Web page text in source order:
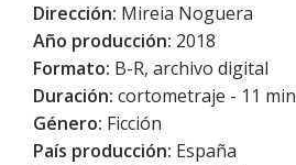
Dirección: Mireia Noguera
Año producción: 2018
Formato: B-R, archivo digital
Duración: cortometraje - 11 min
Género: Ficción
País producción: España